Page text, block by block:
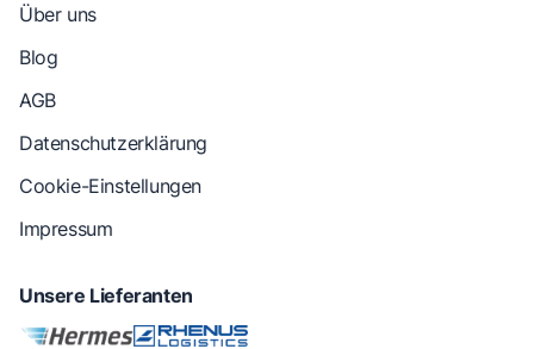
Über uns
Blog
AGB
Datenschutzerklärung
Cookie-Einstellungen
Impressum
Unsere Lieferanten